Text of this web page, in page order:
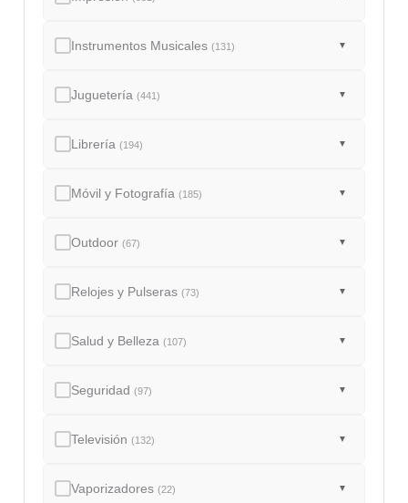
Instrumentos Musicales(131) ▼
Juguetería(441) ▼
Librería(194) ▼
Móvil y Fotografía(185) ▼
Outdoor(67) ▼
Relojes y Pulseras(73) ▼
Salud y Belleza(107) ▼
Seguridad(97) ▼
Televisión(132) ▼
Vaporizadores(22) ▼